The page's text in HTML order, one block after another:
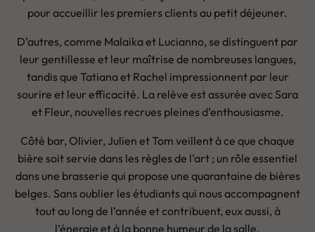
pour accueillir les premiers clients au petit déjeuner.
D’autres, comme Malaika et Lucianno, se distinguent par
leur gentillesse et leur maîtrise de nombreuses langues,
tandis que Tatiana et Rachel impressionnent par leur
sourire et leur efficacité. La relève est assurée avec Sara
et Fleur, nouvelles recrues pleines d’enthousiasme.
Côté bar, Olivier, Julien et Tom veillent à ce que chaque
bière soit servie dans les règles de l’art ; un rôle essentiel
dans une brasserie qui propose une quarantaine de bières
belges. Sans oublier les étudiants qui nous accompagnent
tout au long de l’année et contribuent, eux aussi, à
l’énergie et à la bonne humeur de la salle.